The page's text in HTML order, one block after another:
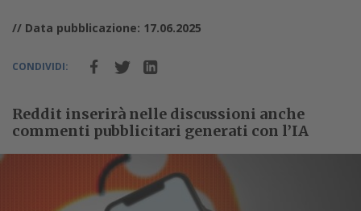
// Data pubblicazione: 17.06.2025
CONDIVIDI:
Reddit inserirà nelle discussioni anche
commenti pubblicitari generati con l’IA